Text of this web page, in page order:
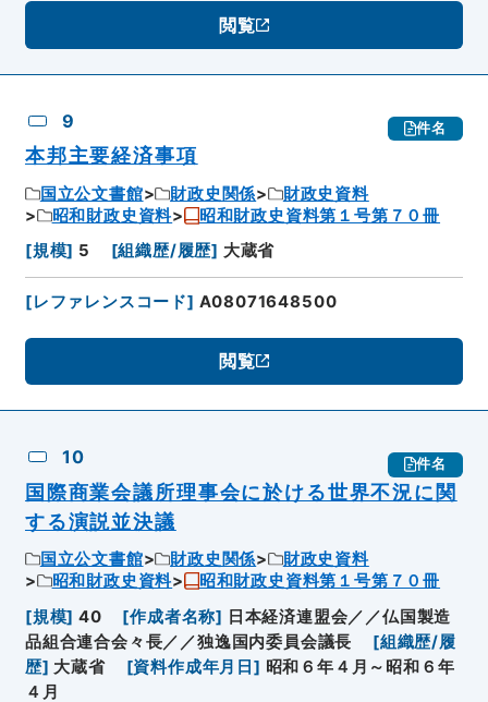
閲覧
9 件名
本邦主要経済事項
国立公文書館 財政史関係
財政史資料
昭和財政史資料
昭和財政史資料第１号第７０冊
[規模] 5 [組織歴/履歴] 大蔵省
[レファレンスコード] A08071648500
閲覧
10 件名
国際商業会議所理事会に於ける世界不況に関
する演説並決議
国立公文書館 財政史関係
財政史資料
昭和財政史資料
昭和財政史資料第１号第７０冊
[規模] 40 [作成者名称] 日本経済連盟会／／仏国製造
品組合連合会々長／／独逸国内委員会議長
[組織歴/履
歴] 大蔵省 [資料作成年月日] 昭和６年４月～昭和６年
４月